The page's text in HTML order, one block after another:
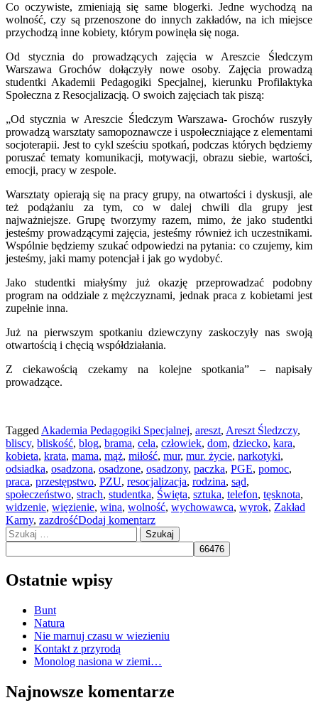
Co oczywiste, zmieniają się same blogerki. Jedne wychodzą na
wolność, czy są przenoszone do innych zakładów, na ich miejsce
przychodzą inne kobiety, którym powinęła się noga.
Od stycznia do prowadzących zajęcia w Areszcie Śledczym
Warszawa Grochów dołączyły nowe osoby. Zajęcia prowadzą
studentki Akademii Pedagogiki Specjalnej, kierunku Profilaktyka
Społeczna z Resocjalizacją. O swoich zajęciach tak piszą:
„Od stycznia w Areszcie Śledczym Warszawa- Grochów ruszyły
prowadzą warsztaty samopoznawcze i uspołeczniające z elementami
socjoterapii. Jest to cykl sześciu spotkań, podczas których będziemy
poruszać tematy komunikacji, motywacji, obrazu siebie, wartości,
emocji, pracy w zespole.
Warsztaty opierają się na pracy grupy, na otwartości i dyskusji, ale
też podążaniu za tym, co w dalej chwili dla grupy jest
najważniejsze. Grupę tworzymy razem, mimo, że jako studentki
jesteśmy prowadzącymi zajęcia, jesteśmy również ich uczestnikami.
Wspólnie będziemy szukać odpowiedzi na pytania: co czujemy, kim
jesteśmy, jaki mamy potencjał i jak go wydobyć.
Jako studentki miałyśmy już okazję przeprowadzać podobny
program na oddziale z mężczyznami, jednak praca z kobietami jest
zupełnie inna.
Już na pierwszym spotkaniu dziewczyny zaskoczyły nas swoją
otwartością i chęcią współdziałania.
Z ciekawością czekamy na kolejne spotkania” – napisały
prowadzące.
TaggedAkademia Pedagogiki Specjalnej, areszt, Areszt Śledzczy,
bliscy, bliskość, blog, brama, cela, człowiek, dom, dziecko, kara,
kobieta, krata, mama, mąż, miłość, mur, mur. życie, narkotyki,
odsiadka, osadzona, osadzone, osadzony, paczka, PGE, pomoc,
praca, przestępstwo, PZU, resocjalizacja, rodzina, sąd,
społeczeństwo, strach, studentka, Święta, sztuka, telefon, tęsknota,
widzenie, więzienie, wina, wolność, wychowawca, wyrok, Zakład
Karny, zazdrośćDodaj komentarz
Szukaj:
Ostatnie wpisy
Bunt
Natura
Nie marnuj czasu w wiezieniu
Kontakt z przyrodą
Monolog nasiona w ziemi…
Najnowsze komentarze